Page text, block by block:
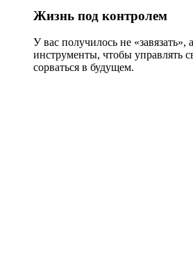
Жизнь под контролем
У вас получилось не «завязать»,
инструменты, чтобы управлять
сорваться в будущем.